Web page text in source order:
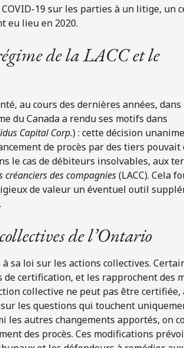
19 sur les parties à un litige, un
eu lieu en 2020.
de la LACC et le
au cours des dernières années,
du Canada a rendu ses motifs dans
Capital Corp.) : cette décision
de procès par des tiers pouvait
le cas de débiteurs insolvables, aux
créanciers des compagnies(LACC). Cela
de valeur un éventuel outil
de l’Ontario
sa loi sur les actions collectives.
certification, et les rapprochent des
collective ne peut pas être certifiée,
les questions qui touchent
autres changements apportés, on
des procès. Ces modifications